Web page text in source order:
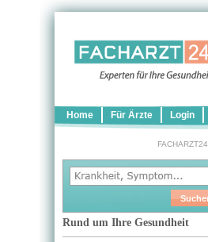
Home Für Ärzte Login
FACHARZT24
Rund um Ihre Gesundheit